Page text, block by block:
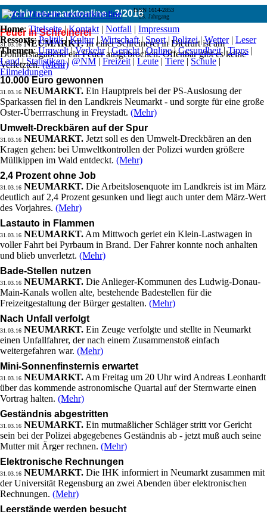
Archiv neumarktonline - 3/2016
Feuer in Schreinerei
31.03.16 NEUMARKT.In einer Schreinerei in Dietfurt ist am
Donnerstagabend ein Feuer ausgebrochen. Offenbar gibt es keine
Verletzten.(Mehr)
10.000 Euro gewonnen
31.03.16 NEUMARKT. Ein Hauptpreis bei der PS-Auslosung der
Sparkassen fiel in den Landkreis Neumarkt - und sorgte für eine große
Oster-Überrraschung in Freystadt. (Mehr)
Umwelt-Dreckbären auf der Spur
31.03.16 NEUMARKT. Jetzt soll es den Umwelt-Dreckbären an den
Kragen gehen: bei Umweltkontrollen der Polizei wurden größere
Müllkippen im Wald entdeckt. (Mehr)
2,4 Prozent ohne Job
31.03.16 NEUMARKT. Die Arbeitslosenquote im Landkreis ist im März
deutlich auf 2,4 Prozent gesunken und liegt auch unter dem März-Wert
des Vorjahres. (Mehr)
Lastauto in Flammen
31.03.16 NEUMARKT. Am Mittwoch geriet ein Klein-Lastwagen in
voller Fahrt bei Pyrbaum in Brand. Der Fahrer konnte noch anhalten
und blieb unverletzt. (Mehr)
Bade-Stellen nutzen
31.03.16 NEUMARKT. Die Anlieger-Kommunen des Ludwig-Donau-
Main-Kanals wollen alte, bestehende Badestellen für die
Freizeitgestaltung der Bürger gestalten. (Mehr)
Nach Unfall verfolgt
31.03.16 NEUMARKT. Ein Zeuge verfolgte und stellte in Neumarkt
einen Unfallfahrer, der nach einem Zusammenstoß einfach
weitergefahren war. (Mehr)
Mini-Sonnenfinsternis erwartet
31.03.16 NEUMARKT. Am Freitag um 20 Uhr wird Andreas Leonhardt
über das kommende astronomische Quartal auf der Sternwarte einen
Vortrag halten. (Mehr)
Geständnis abgestritten
31.03.16 NEUMARKT. Ein mutmaßlicher Schläger stritt vor Gericht
sein bei der Polizei abgegebenes Geständnis ab - jetzt muß auch seine
Mutter mit Ärger rechnen. (Mehr)
Elektronische Rechnungen
31.03.16 NEUMARKT. Die IHK informiert in Neumarkt zusammen mit
der Universität Regensburg an zwei Abenden über elektronischen
Rechnungen. (Mehr)
Leerstände werden besucht
ISSN 1614-2853
23. Jahrgang
Home: Titelseite|Kontakt | Notfall | Impressum
Ressorts:Politik|Kultur|Wirtschaft|Sport|Polizei|Wetter| Leser
Themen:Umwelt|Verkehr|Gericht|Online|Gesundheit|Tipps |
Land|Statistiken| @NM | Freizeit | Leute | Tiere | Schule |
Eilmeldungen